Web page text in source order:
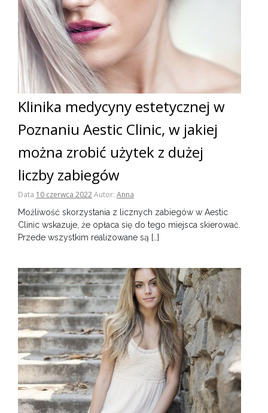
Klinika medycyny estetycznej w
Poznaniu Aestic Clinic, w jakiej
można zrobić użytek z dużej
liczby zabiegów
Data 10 czerwca 2022Autor: Anna
Możliwość skorzystania z licznych zabiegów w Aestic
Clinic wskazuje, że opłaca się do tego miejsca skierować.
Przede wszystkim realizowane są […]